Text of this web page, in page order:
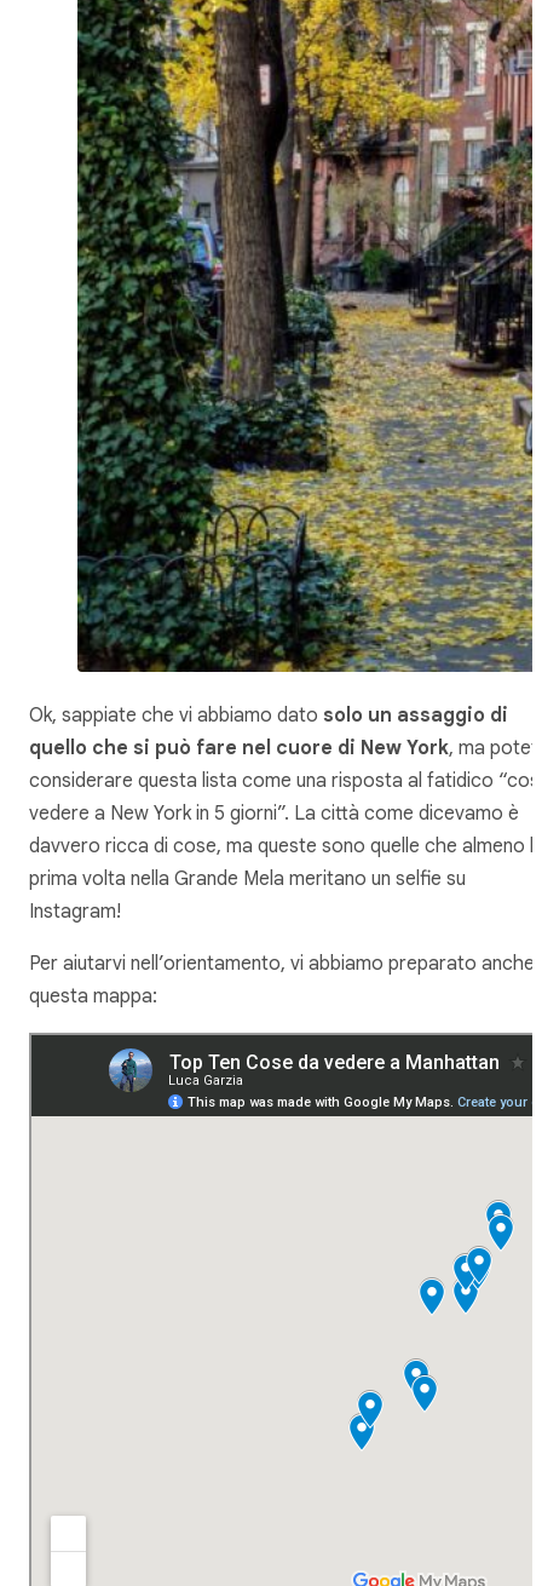
Ok, sappiate che vi abbiamo dato solo un assaggio di
quello che si può fare nel cuore di New York, ma
considerare questa lista come una risposta al fatidico
vedere a New York in 5 giorni”. La città come dicevamo è
davvero ricca di cose, ma queste sono quelle che almeno
prima volta nella Grande Mela meritano un selfie su
Instagram!
Per aiutarvi nell’orientamento, vi abbiamo preparato anche
questa mappa: